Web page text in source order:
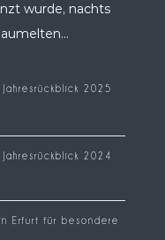
wurde, nachts
2025
2024
Erfurt für besondere